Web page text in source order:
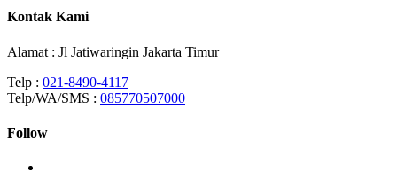
Kontak Kami
Alamat : Jl Jatiwaringin Jakarta Timur
Telp : 021-8490-4117
Telp/WA/SMS : 085770507000
Follow